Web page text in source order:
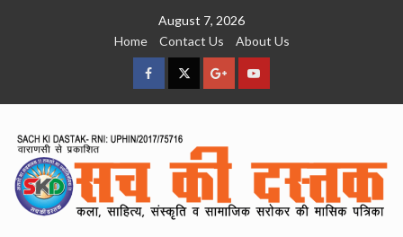
August 7, 2026
Home
Contact Us About Us
facebookTwitterGoogleYouTube